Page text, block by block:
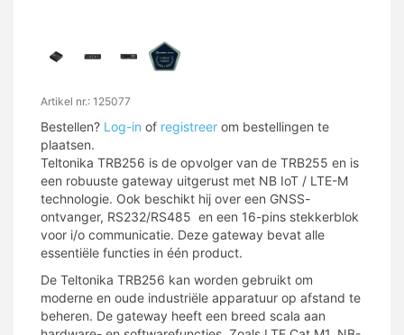
Artikel nr.: 125077
Bestellen? Log-in of registreer om bestellingen te
plaatsen.
Teltonika TRB256 is de opvolger van de TRB255 en is
een robuuste gateway uitgerust met NB IoT / LTE-M
technologie. Ook beschikt hij over een GNSS-
ontvanger, RS232/RS485 en een 16-pins stekkerblok
voor i/o communicatie. Deze gateway bevat alle
essentiële functies in één product.
De Teltonika TRB256 kan worden gebruikt om
moderne en oude industriële apparatuur op afstand te
beheren. De gateway heeft een breed scala aan